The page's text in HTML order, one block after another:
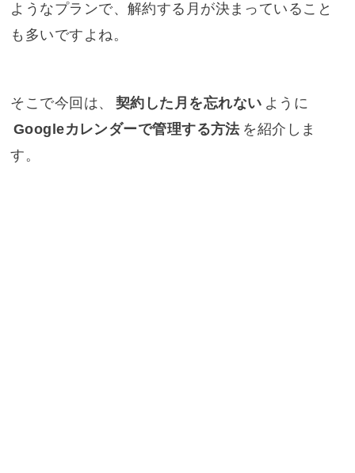
ようなプランで、解約する月が決まっていること
も多いですよね。
そこで今回は、 契約した月を忘れない ように
Googleカレンダーで管理する方法 を紹介しま
す。